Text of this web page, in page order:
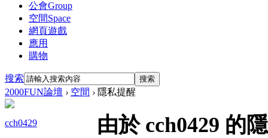
公會Group
空間Space
網頁遊戲
應用
購物
搜索 搜索
2000FUN論壇 › 空間 › 隱私提醒
cch0429 由於 cch0429 的